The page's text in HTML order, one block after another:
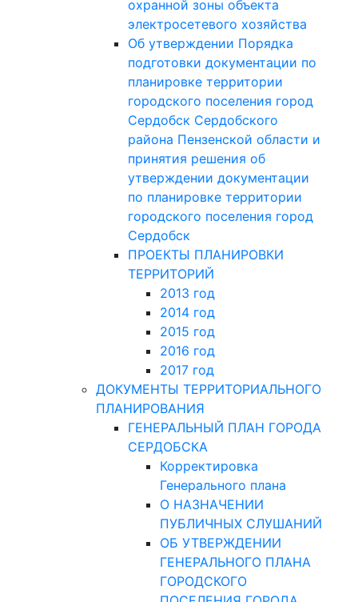
охранной зоны объекта
электросетевого хозяйства
Об утверждении Порядка
подготовки документации по
планировке территории
городского поселения город
Сердобск Сердобского
района Пензенской области и
принятия решения об
утверждении документации
по планировке территории
городского поселения город
Сердобск
ПРОЕКТЫ ПЛАНИРОВКИ
ТЕРРИТОРИЙ
2013 год
2014 год
2015 год
2016 год
2017 год
ДОКУМЕНТЫ ТЕРРИТОРИАЛЬНОГО
ПЛАНИРОВАНИЯ
ГЕНЕРАЛЬНЫЙ ПЛАН ГОРОДА
СЕРДОБСКА
Корректировка
Генерального плана
О НАЗНАЧЕНИИ
ПУБЛИЧНЫХ СЛУШАНИЙ
ОБ УТВЕРЖДЕНИИ
ГЕНЕРАЛЬНОГО ПЛАНА
ГОРОДСКОГО